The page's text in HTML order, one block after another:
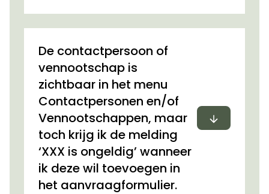
De contactpersoon of
vennootschap is
zichtbaar in het menu
Contactpersonen en/of
Vennootschappen, maar
toch krijg ik de melding
‘XXX is ongeldig’ wanneer
ik deze wil toevoegen in
het aanvraagformulier.
Uitvouwen